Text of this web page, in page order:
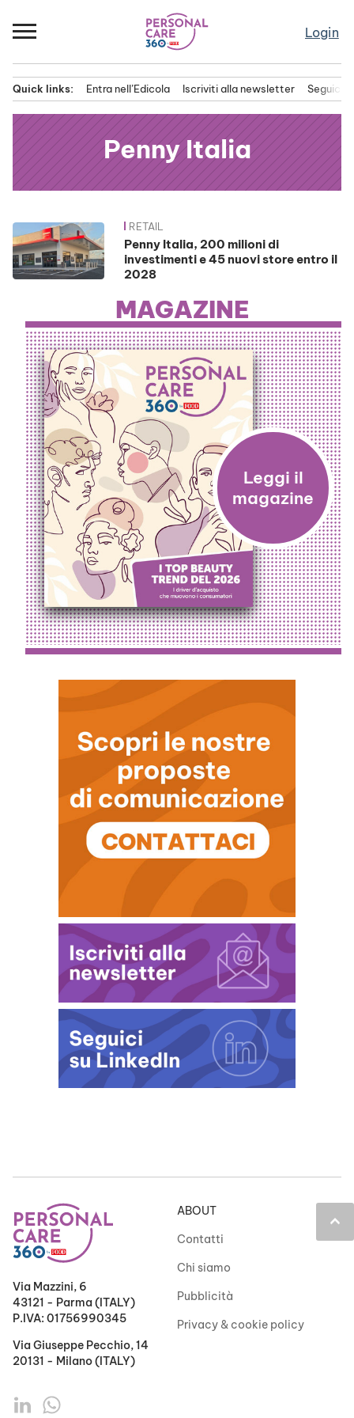
al
Login
principale
Quick links: Entra nell’Edicola Iscriviti alla newsletter Seguici
Penny Italia
News RETAIL
Penny Italia, 200 milioni di
investimenti e 45 nuovi store entro il
2028
MAGAZINE
keyboard_arrow_up
Via Mazzini, 6
43121 - Parma (ITALY)
P.IVA: 01756990345
Via Giuseppe Pecchio, 14
20131 - Milano (ITALY)
ABOUT
Contatti
Chi siamo
Pubblicità
Privacy & cookie policy